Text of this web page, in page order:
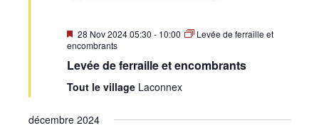
Mis
en
28 Nov 2024 05:30 - 10:00
Levée de ferraille et
encombrants
Levée de ferraille et encombrants
Tout le village Laconnex
décembre 2024